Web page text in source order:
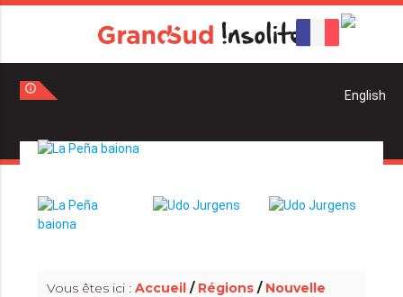
info_outline
Vous êtes ici :Accueil / Régions / Nouvelle